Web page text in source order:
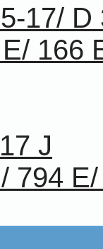
17/ D
166
J
794